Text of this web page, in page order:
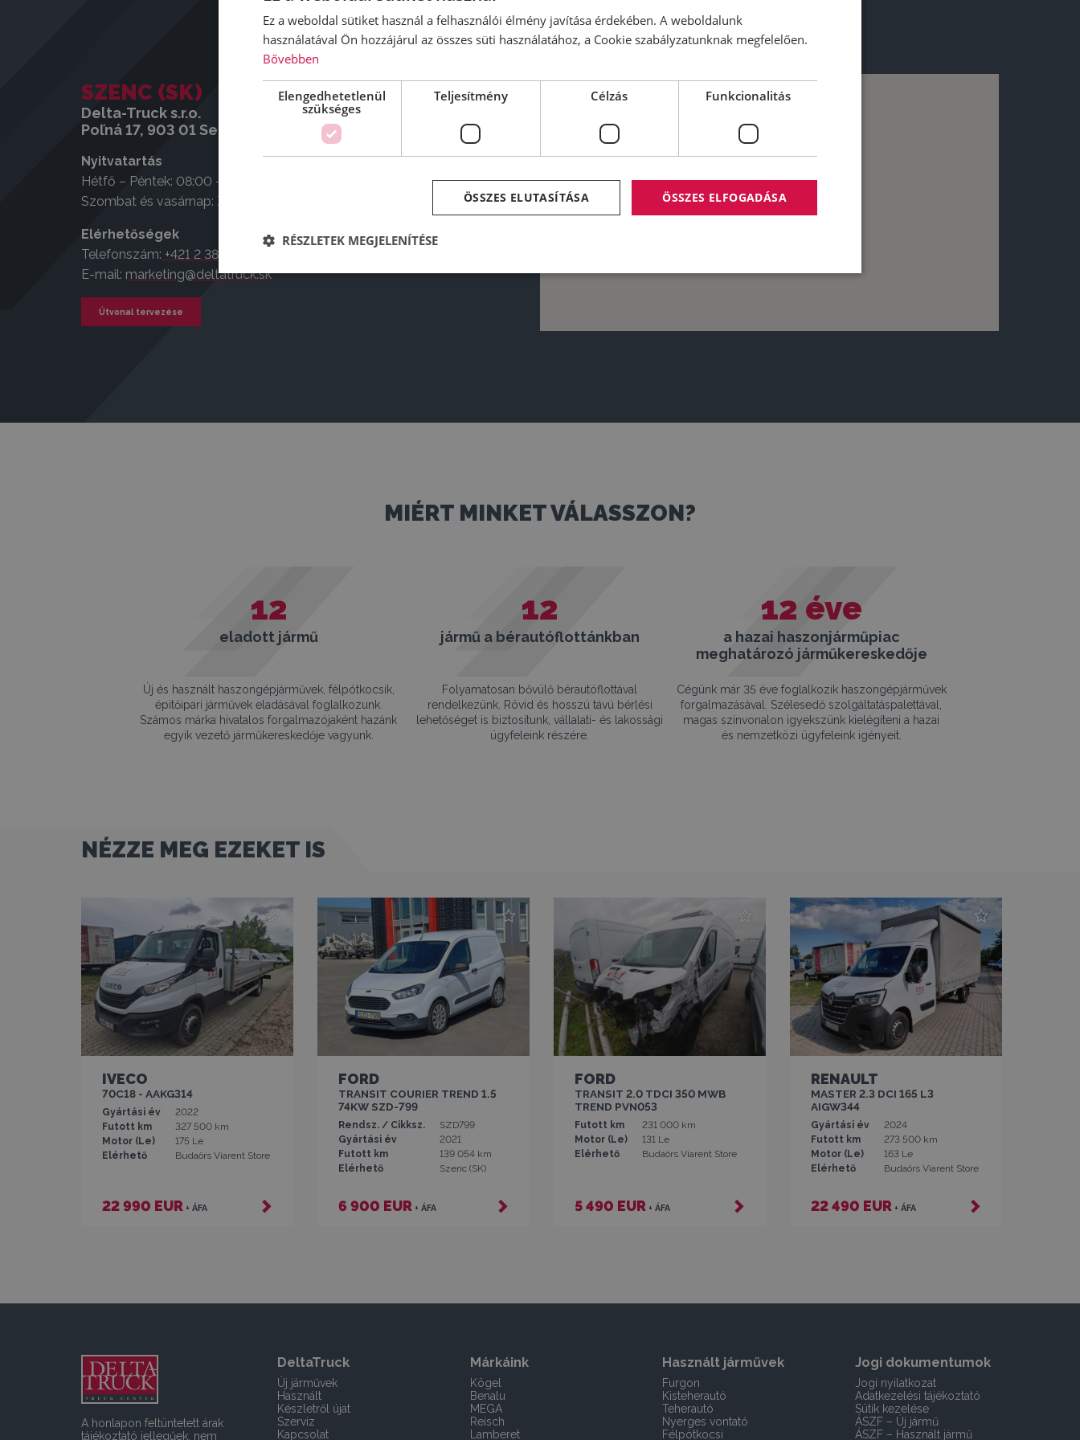
MEGTEKINTHETŐ
SZENC (SK)
Delta-Truck s.r.o.
Poľná 17, 903 01 Senec, Szlovákia
Nyitvatartás
Hétfő – Péntek: 08:00 – 17:00
Szombat és vasárnap: Zárva
Elérhetőségek
Telefonszám: +421 2 381 1 3673
E-mail: marketing@deltatruck.sk
Útvonal tervezése
MIÉRT MINKET VÁLASSZON?
12
eladott jármű
Új és használt haszongépjárművek, félpótkocsik,
épitőipari járművek eladásával foglalkozunk.
Számos márka hivatalos forgalmazójaként hazánk
egyik vezető járműkereskedője vagyunk.
12
jármű a bérautóflottánkban
Folyamatosan bővülő bérautóflottával
rendelkezünk. Rövid és hosszú távú bérlési
lehetőséget is biztosítunk, vállalati- és lakossági
ügyfeleink részére.
12 éve
a hazai haszonjárműpiac
meghatározó járműkereskedője
Cégünk már 35 éve foglalkozik haszongépjárművek
forgalmazásával. Szélesedő szolgáltatáspalettával,
magas színvonalon igyekszünk kielégíteni a hazai
és nemzetközi ügyfeleink igényeit.
NÉZZE MEG EZEKET IS
IVECO
70C18 - AAKG314
Gyártási év
2022
Futott km
327 500 km
Motor (Le)
175 Le
Elérhető
Budaörs Viarent Store
22 990 EUR + ÁFA
FORD
TRANSIT COURIER TREND 1.5
74KW SZD-799
Rendsz. / Cikksz.
SZD799
Gyártási év
2021
Futott km
139 054 km
Elérhető
Szenc (SK)
6 900 EUR + ÁFA
FORD
TRANSIT 2.0 TDCI 350 MWB
TREND PVN053
Futott km
231 000 km
Motor (Le)
131 Le
Elérhető
Budaörs Viarent Store
5 490 EUR + ÁFA
RENAULT
MASTER 2.3 DCI 165 L3
AIGW344
Gyártási év
2024
Futott km
273 500 km
Motor (Le)
163 Le
Elérhető
Budaörs Viarent Store
22 490 EUR + ÁFA
A honlapon feltüntetett árak
tájékoztató jellegűek, nem
DeltaTruck
Új járművek
Használt
Készletről újat
Szerviz
Kapcsolat
Márkáink
Kögel
Benalu
MEGA
Reisch
Lamberet
Használt járművek
Furgon
Kisteherautó
Teherautó
Nyerges vontató
Félpótkocsi
Jogi dokumentumok
Jogi nyilatkozat
Adatkezelési tájékoztató
Sütik kezelése
ÁSZF – Új jármű
ÁSZF – Használt jármű
Ez a weboldal sütiket használ a felhasználói élmény javítása érdekében. A weboldalunk
használatával Ön hozzájárul az összes süti használatához, a Cookie szabályzatunknak megfelelően.
Bővebben
Elengedhetetlenül
szükséges
Teljesítmény Célzás Funkcionalitás
ÖSSZES ELFOGADÁSA
ÖSSZES ELUTASÍTÁSA
RÉSZLETEK MEGJELENÍTÉSE